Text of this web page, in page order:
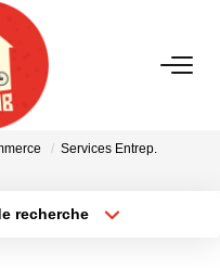
Services Entrep.
recherche